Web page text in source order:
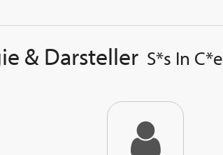
& Darsteller S*s In C*e